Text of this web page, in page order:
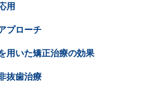
用
プローチ
用いた矯正治療の効果
抜歯治療